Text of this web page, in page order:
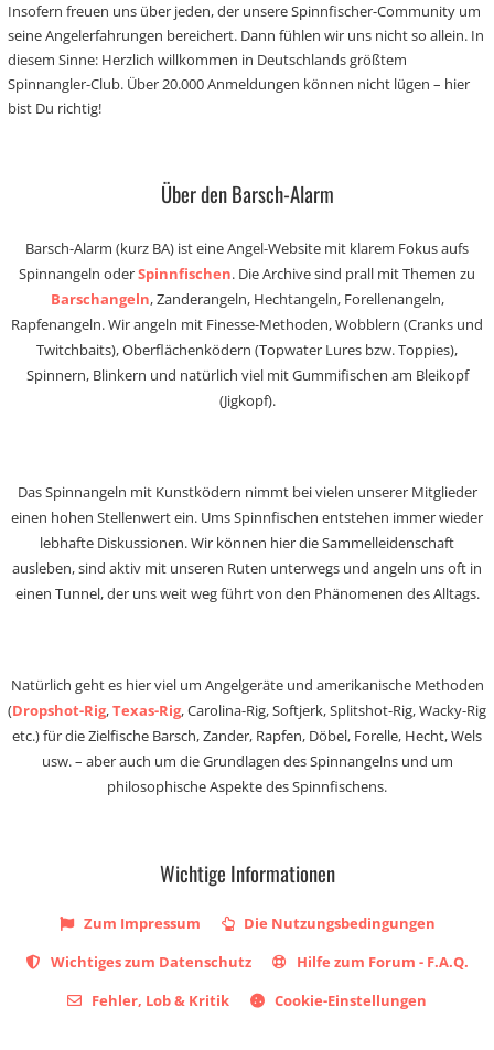
Insofern freuen uns über jeden, der unsere Spinnfischer-Community um
seine Angelerfahrungen bereichert. Dann fühlen wir uns nicht so allein. In
diesem Sinne: Herzlich willkommen in Deutschlands größtem
Spinnangler-Club. Über 20.000 Anmeldungen können nicht lügen – hier
bist Du richtig!
Über den Barsch-Alarm
Barsch-Alarm (kurz BA) ist eine Angel-Website mit klarem Fokus aufs
Spinnangeln oderSpinnfischen. Die Archive sind prall mit Themen zu
Barschangeln, Zanderangeln, Hechtangeln, Forellenangeln,
Rapfenangeln. Wir angeln mit Finesse-Methoden, Wobblern (Cranks und
Twitchbaits), Oberflächenködern (Topwater Lures bzw. Toppies),
Spinnern, Blinkern und natürlich viel mit Gummifischen am Bleikopf
(Jigkopf).
Das Spinnangeln mit Kunstködern nimmt bei vielen unserer Mitglieder
einen hohen Stellenwert ein. Ums Spinnfischen entstehen immer wieder
lebhafte Diskussionen. Wir können hier die Sammelleidenschaft
ausleben, sind aktiv mit unseren Ruten unterwegs und angeln uns oft in
einen Tunnel, der uns weit weg führt von den Phänomenen des Alltags.
Natürlich geht es hier viel um Angelgeräte und amerikanische Methoden
(Dropshot-Rig,Texas-Rig, Carolina-Rig, Softjerk, Splitshot-Rig, Wacky-Rig
etc.) für die Zielfische Barsch, Zander, Rapfen, Döbel, Forelle, Hecht, Wels
usw. – aber auch um die Grundlagen des Spinnangelns und um
philosophische Aspekte des Spinnfischens.
Wichtige Informationen
Zum Impressum
Die Nutzungsbedingungen
Wichtiges zum Datenschutz
Hilfe zum Forum - F.A.Q.
Fehler, Lob & Kritik
Cookie-Einstellungen